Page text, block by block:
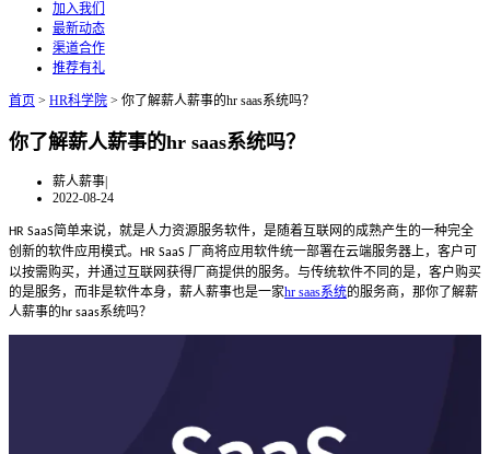
加入我们
最新动态
渠道合作
推荐有礼
首页 > HR科学院 > 你了解薪人薪事的hr saas系统吗？
你了解薪人薪事的hr saas系统吗？
薪人薪事|
2022-08-24
HR SaaS简单来说，就是人力资源服务软件，是随着互联网的成熟产生的一种完全
创新的软件应用模式。
HR SaaS 厂商将应用软件统一部署在云端服务器上，客户可
以按需购买，并通过互联网获得厂商提供的服务。与传统软件不同的是，客户购买
的是服务，而非是软件本身，薪人薪事也是一家hr saas系统的服务商，那你了解薪
人薪事的hr saas系统吗？